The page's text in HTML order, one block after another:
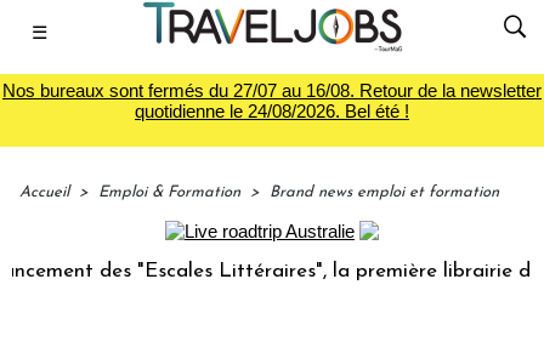
☰
Nos bureaux sont fermés du 27/07 au 16/08. Retour de la newsletter
quotidienne le 24/08/2026. Bel été !
Accueil > Emploi & Formation > Brand news emploi et formation
des "Escales Littéraires", la première librairie du